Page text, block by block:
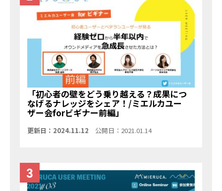
「初心者の壁をどう乗り越える？成果につ
なげるナレッジをシェア！/ミエルカユー
ザー会forビギナー前編」
更新日：2024.11.12 公開日：2021.01.14